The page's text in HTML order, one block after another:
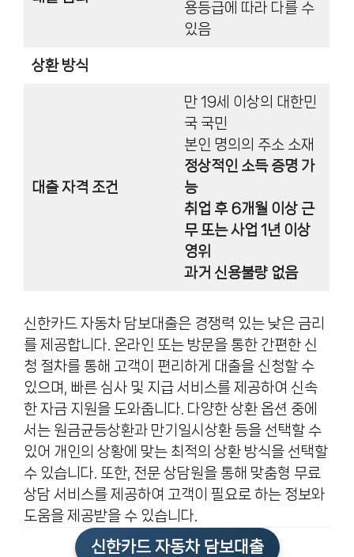
용등급에 따라 다를 수
있음
상환 방식
대출 자격 조건
만 19세 이상의 대한민
국 국민
본인 명의의 주소 소재
정상적인 소득 증명 가
능
취업 후 6개월 이상 근
무 또는 사업 1년 이상
영위
과거 신용불량 없음
신한카드 자동차 담보대출은 경쟁력 있는 낮은 금리
를 제공합니다. 온라인 또는 방문을 통한 간편한 신
청 절차를 통해 고객이 편리하게 대출을 신청할 수
있으며, 빠른 심사 및 지급 서비스를 제공하여 신속
한 자금 지원을 도와줍니다. 다양한 상환 옵션 중에
서는 원금균등상환과 만기일시상환 등을 선택할 수
있어 개인의 상황에 맞는 최적의 상환 방식을 선택할
수 있습니다. 또한, 전문 상담원을 통해 맞춤형 무료
상담 서비스를 제공하여 고객이 필요로 하는 정보와
도움을 제공받을 수 있습니다.
신한카드 자동차 담보대출